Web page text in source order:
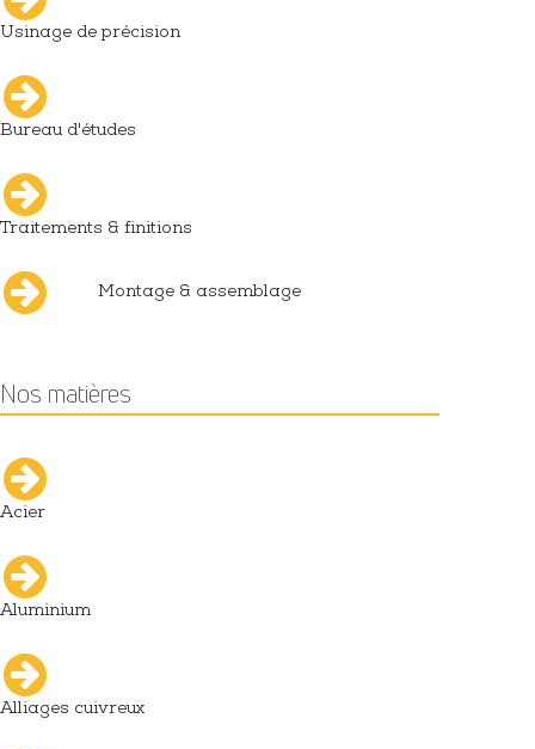
Usinage de précision
Bureau d'études
Traitements & finitions
Montage & assemblage
Nos matières
Acier
Aluminium
Alliages cuivreux